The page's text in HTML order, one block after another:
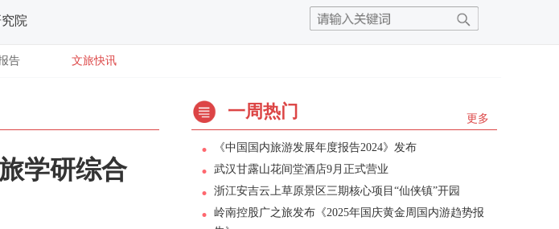
院
告 文旅快讯
学研综合
更多
一周热门
《中国国内旅游发展年度报告2024》发布
武汉甘露山花间堂酒店9月正式营业
浙江安吉云上草原景区三期核心项目“仙侠镇”开园
岭南控股广之旅发布《2025年国庆黄金周国内游趋势报